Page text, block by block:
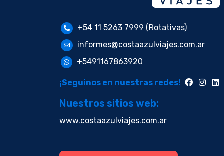
+54 11 5263 7999 (Rotativas)
informes@costaazulviajes.com.ar
+5491167863920
¡Seguinos en nuestras redes!
Nuestros sitios web:
www.costaazulviajes.com.ar